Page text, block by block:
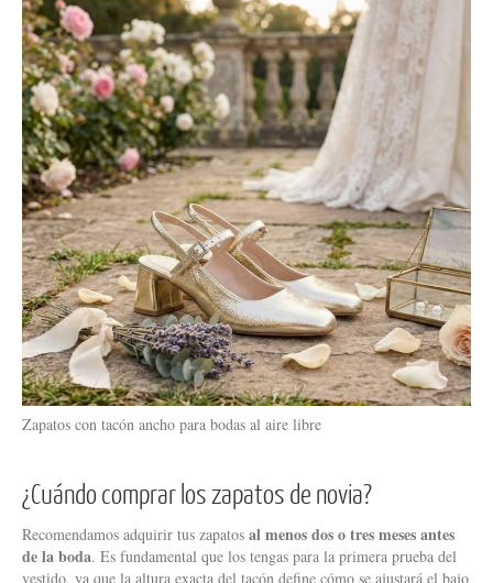
Zapatos con tacón ancho para bodas al aire libre
¿Cuándo comprar los zapatos de novia?
Recomendamos adquirir tus zapatos al menos dos o tres meses antes
de la boda. Es fundamental que los tengas para la primera prueba del
vestido, ya que la altura exacta del tacón define cómo se ajustará el bajo